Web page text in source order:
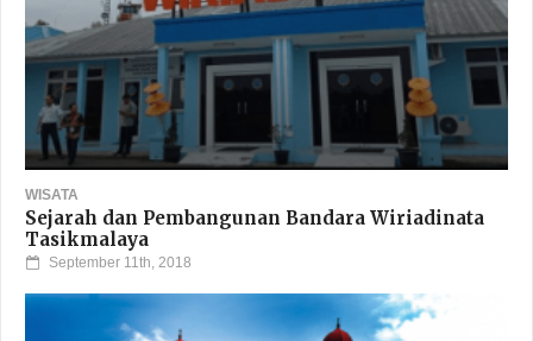
WISATA
Sejarah dan Pembangunan Bandara Wiriadinata
Tasikmalaya
September 11th, 2018